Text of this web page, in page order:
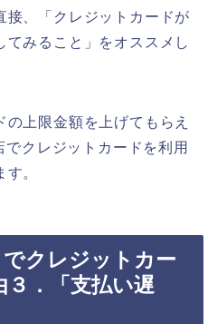
接、「クレジットカードが
みること」をオススメし
上限金額を上げてもらえ
クレジットカードを利用
。
クレジットカー
３．「支払い遅